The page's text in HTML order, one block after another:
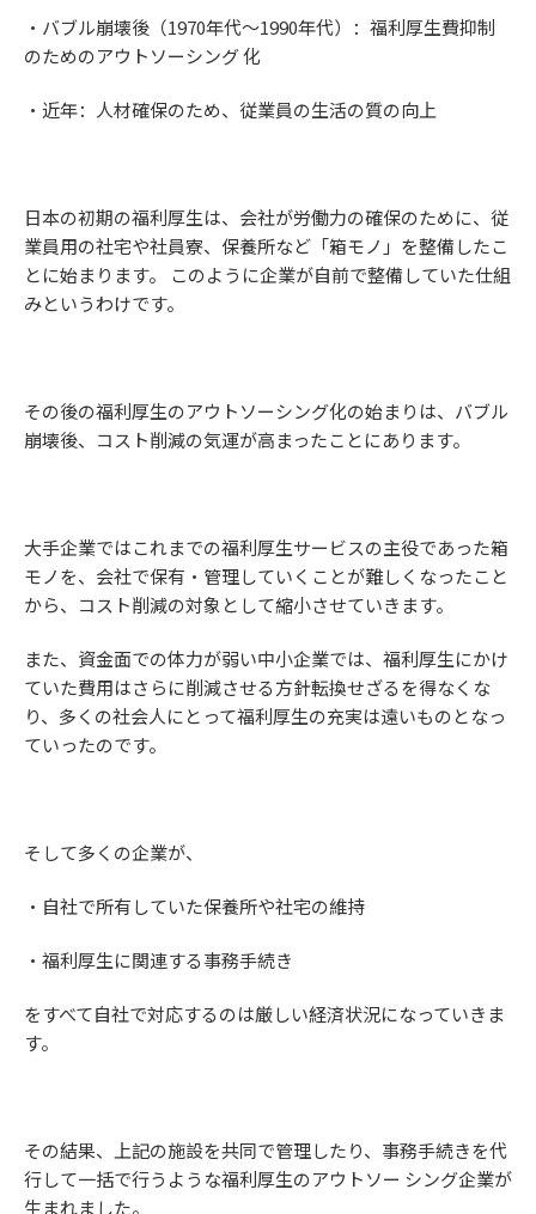
・バブル崩壊後（1970年代～1990年代）：福利厚生費抑制
のためのアウトソーシング 化
・近年：人材確保のため、従業員の生活の質の向上
日本の初期の福利厚生は、会社が労働力の確保のために、従
業員用の社宅や社員寮、保養所など「箱モノ」を整備したこ
とに始まります。 このように企業が自前で整備していた仕組
みというわけです。
その後の福利厚生のアウトソーシング化の始まりは、バブル
崩壊後、コスト削減の気運が高まったことにあります。
大手企業ではこれまでの福利厚生サービスの主役であった箱
モノを、会社で保有・管理していくことが難しくなったこと
から、コスト削減の対象として縮小させていきます。
また、資金面での体力が弱い中小企業では、福利厚生にかけ
ていた費用はさらに削減させる方針転換せざるを得なくな
り、多くの社会人にとって福利厚生の充実は遠いものとなっ
ていったのです。
そして多くの企業が、
・自社で所有していた保養所や社宅の維持
・福利厚生に関連する事務手続き
をすべて自社で対応するのは厳しい経済状況になっていきま
す。
その結果、上記の施設を共同で管理したり、事務手続きを代
行して一括で行うような福利厚生のアウトソー シング企業が
生まれました。